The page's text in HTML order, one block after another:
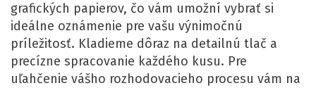
grafických papierov, čo vám umožní vybrať si
ideálne oznámenie pre vašu výnimočnú
príležitosť. Kladieme dôraz na detailnú tlač a
precízne spracovanie každého kusu. Pre
uľahčenie vášho rozhodovacieho procesu vám na